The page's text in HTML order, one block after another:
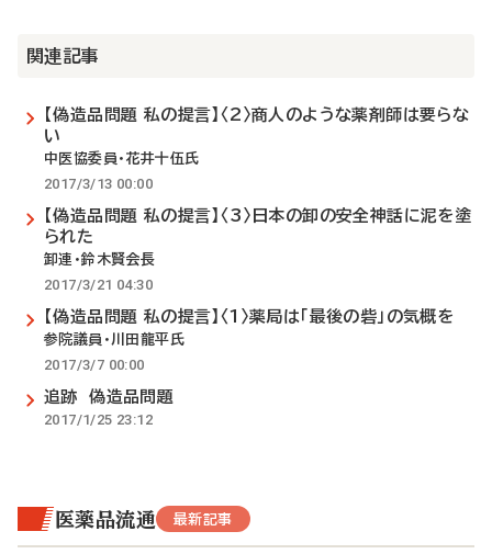
関連記事
【偽造品問題 私の提言】〈2〉商人のような薬剤師は要らな
い
中医協委員・花井十伍氏
2017/3/13 00:00
【偽造品問題 私の提言】〈3〉日本の卸の安全神話に泥を塗
られた
卸連・鈴木賢会長
2017/3/21 04:30
【偽造品問題 私の提言】〈1〉薬局は「最後の砦」の気概を
参院議員・川田龍平氏
2017/3/7 00:00
追跡 偽造品問題
2017/1/25 23:12
医薬品流通 最新記事